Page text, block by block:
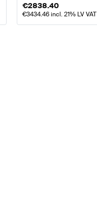
€2838.40
€3434.46incl. 21% LV VAT